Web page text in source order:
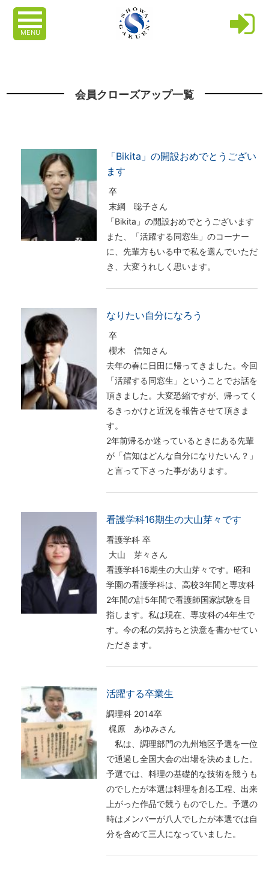
MENU
会員クローズアップ一覧
「Bikita」の開設おめでとうござい
ます
卒
末綱 聡子さん
「Bikita」の開設おめでとうございます
また、「活躍する同窓生」のコーナー
に、先輩方もいる中で私を選んでいただ
き、大変うれしく思います。
なりたい自分になろう
卒
櫻木 信知さん
去年の春に日田に帰ってきました。今回
「活躍する同窓生」ということでお話を
頂きました。大変恐縮ですが、帰ってく
るきっかけと近況を報告させて頂きま
す。
2年前帰るか迷っているときにある先輩
が「信知はどんな自分になりたいん？」
と言って下さった事があります。
看護学科16期生の大山芽々です
看護学科 卒
大山 芽々さん
看護学科16期生の大山芽々です。昭和
学園の看護学科は、高校3年間と専攻科
2年間の計5年間で看護師国家試験を目
指します。私は現在、専攻科の4年生で
す。今の私の気持ちと決意を書かせてい
ただきます。
活躍する卒業生
調理科 2014卒
梶原 あゆみさん
私は、調理部門の九州地区予選を一位
で通過し全国大会の出場を決めました。
予選では、料理の基礎的な技術を競うも
のでしたが本選は料理を創る工程、出来
上がった作品で競うものでした。予選の
時はメンバーが八人でしたが本選では自
分を含めて三人になっていました。